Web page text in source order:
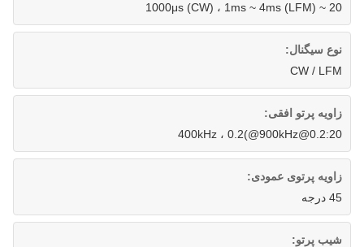
20 ~ 1000μs (CW) ، 1ms ~ 4ms (LFM)
نوع سیگنال:
CW / LFM
زاویه پرتو افقی:
0.2:20@400kHz ، 0.2(@900kHz
زاویه پرتوی عمودی:
45 درجه
شیب پرتو: